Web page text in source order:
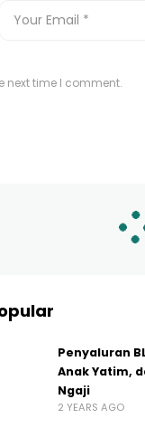
next time I comment.
Penyaluran
Anak Yatim,
Ngaji
2 YEARS AGO